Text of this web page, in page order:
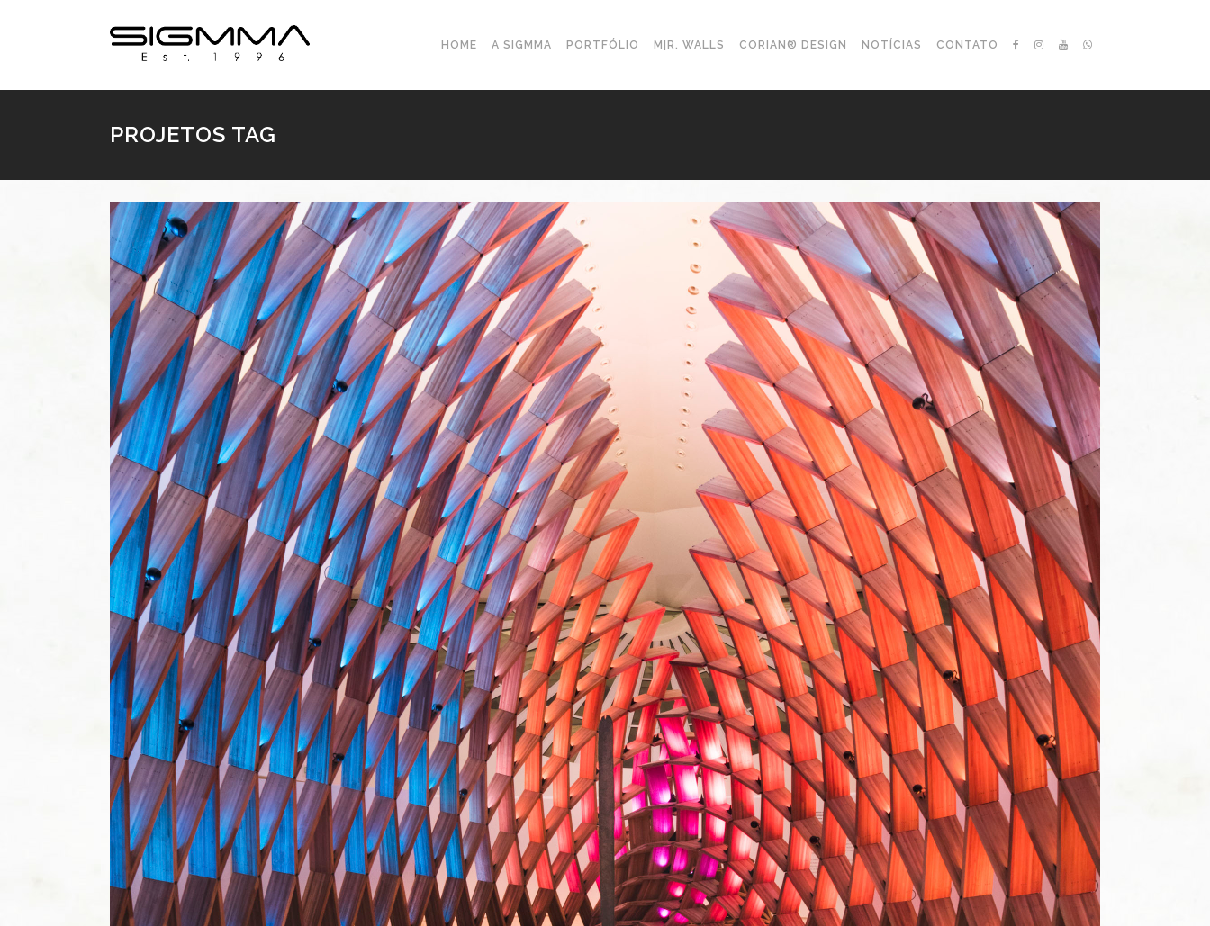
HOME A SIGMMA PORTFÓLIO M|R. WALLS CORIAN® DESIGN NOTÍCIAS CONTATO
PROJETOS TAG